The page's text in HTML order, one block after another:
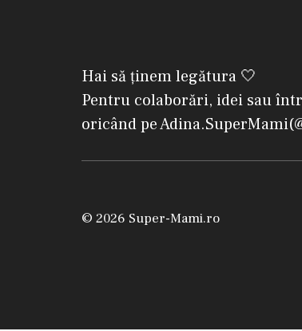
Hai să ținem legătura 🤍
Pentru colaborări, idei sau
oricând pe
© 2026 Super-Mami.ro